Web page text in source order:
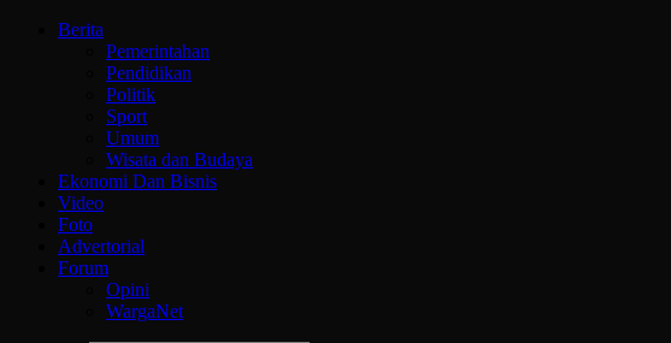
Berita
Pemerintahan
Pendidikan
Politik
Sport
Umum
Wisata dan Budaya
Ekonomi Dan Bisnis
Video
Foto
Advertorial
Forum
Opini
WargaNet